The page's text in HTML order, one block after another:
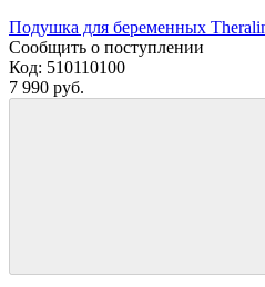
Подушка для беременных
Сообщить о поступлении
Код: 510110100
7 990 руб.